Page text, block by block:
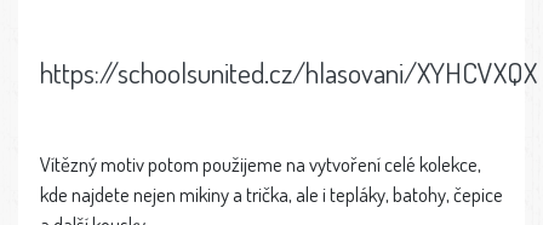
https://schoolsunited.cz/hlasovani/XYHCVXQX
Vítězný motiv potom použijeme na vytvoření celé kolekce,
kde najdete nejen mikiny a trička, ale i tepláky, batohy, čepice